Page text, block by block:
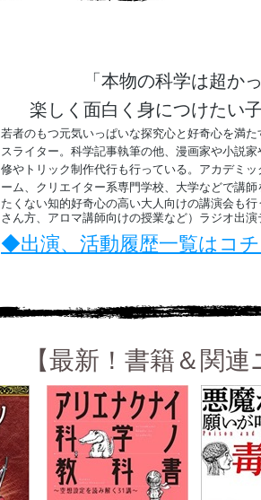
「本物の科学は超か
楽しく面白く身につけたい
若者のもつ元気いっぱいな探究心と好奇心を満
スライター。科学記事執筆の他、漫画家や小説
修やトリック制作代行も行っている。アカデミ
ーム、クリエイター系専門学校、大学などで講師
たくない知的好奇心の高い大人向けの講演会も
さん方、アロマ講師向けの授業など）ラジオ出
◆出演、活動履歴一覧はコ
【最新！書籍＆関